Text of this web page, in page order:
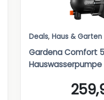
Deals, Haus & Garten
Gardena Comfort
Hauswasserpumpe